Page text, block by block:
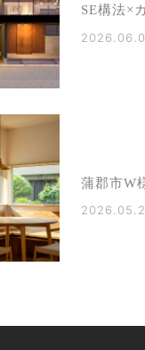
SE構法×
蒲郡市W